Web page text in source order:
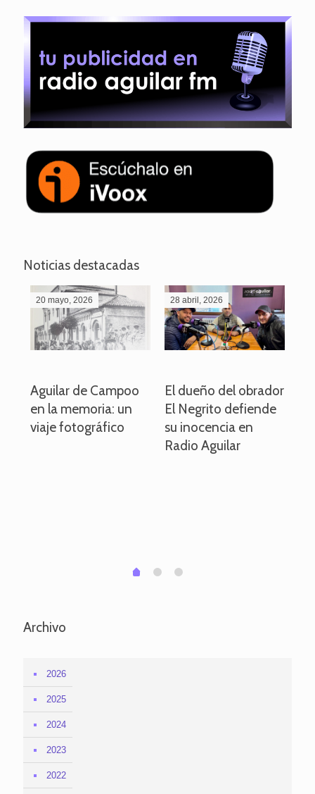
Noticias destacadas
20 mayo, 2026
Aguilar de Campoo
en la memoria: un
viaje fotográfico
28 abril, 2026
El dueño del obrador
El Negrito defiende
su inocencia en
Radio Aguilar
0 1 2
Archivo
2026
2025
2024
2023
2022